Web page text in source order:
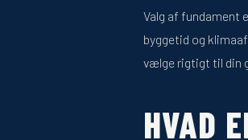
Valg af fundament
byggetid og
vælge rigtigt til din
HVAD